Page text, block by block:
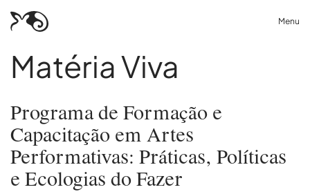
Menu
Matéria Viva
Programa de Formação e
Capacitação em Artes
Performativas: Práticas, Políticas
e Ecologias do Fazer